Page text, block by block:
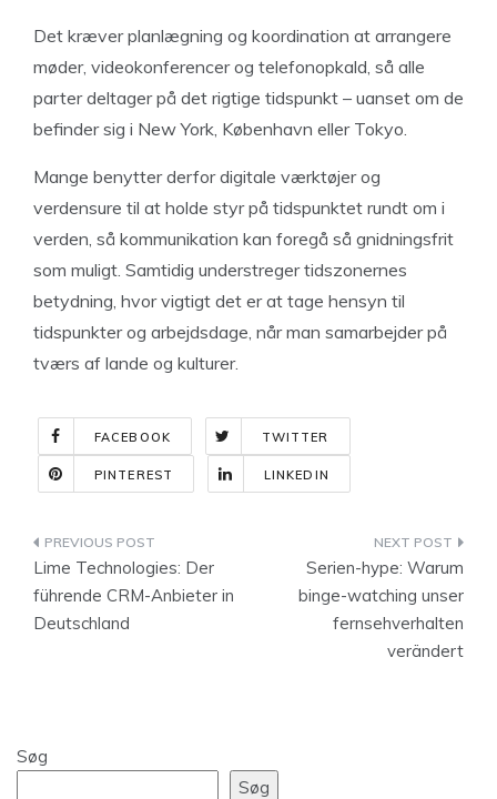
Det kræver planlægning og koordination at arrangere
møder, videokonferencer og telefonopkald, så alle
parter deltager på det rigtige tidspunkt – uanset om de
befinder sig i New York, København eller Tokyo.
Mange benytter derfor digitale værktøjer og
verdensure til at holde styr på tidspunktet rundt om i
verden, så kommunikation kan foregå så gnidningsfrit
som muligt. Samtidig understreger tidszonernes
betydning, hvor vigtigt det er at tage hensyn til
tidspunkter og arbejdsdage, når man samarbejder på
tværs af lande og kulturer.
FACEBOOK TWITTER
PINTEREST LINKEDIN
Indlægsnavigation
Lime Technologies: Der
führende CRM-Anbieter in
Deutschland
Serien-hype: Warum
binge-watching unser
fernsehverhalten
verändert
Søg
Søg